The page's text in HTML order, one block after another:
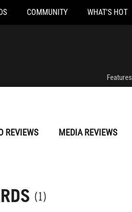
COMMUNITY WHAT'S HOT
Features
REVIEWS MEDIA REVIEWS
(1)